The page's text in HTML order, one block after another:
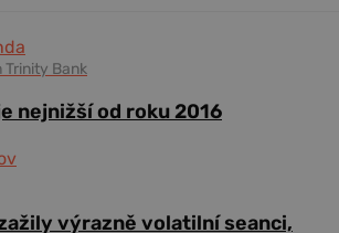
Trinity Bank
nejnižší od roku 2016
výrazně volatilní seanci,